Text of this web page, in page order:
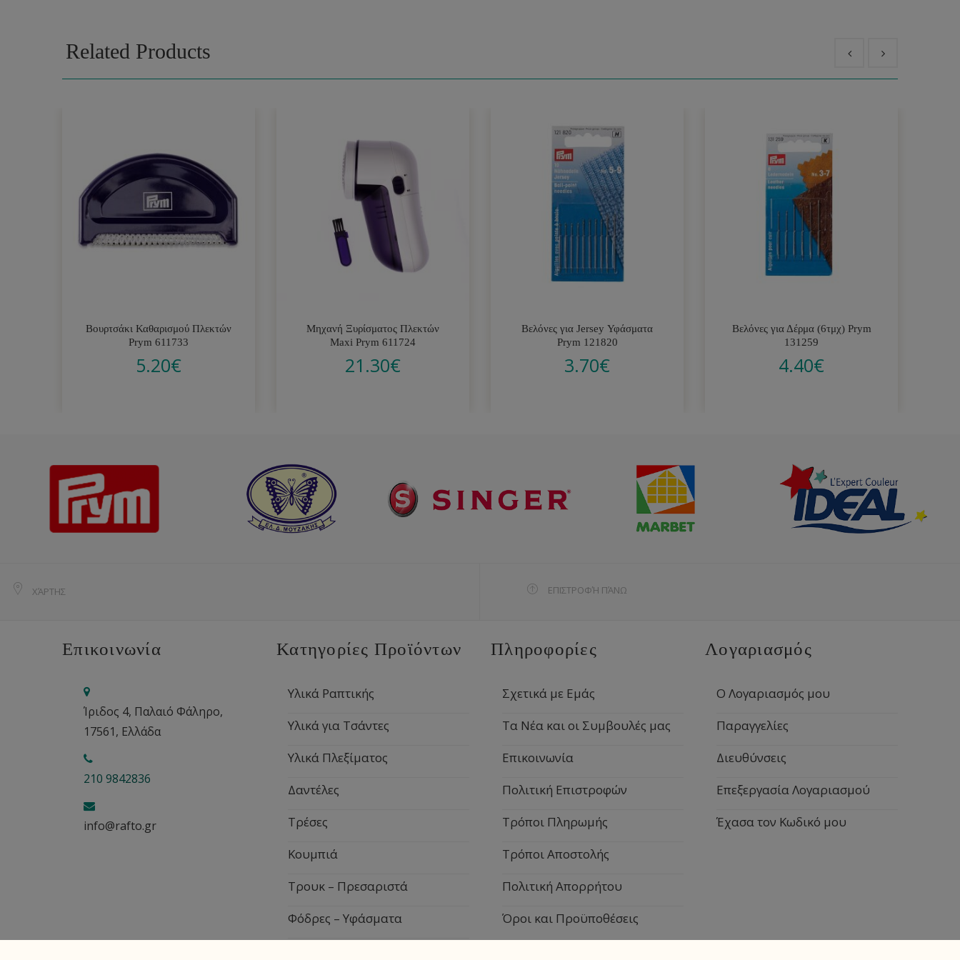
Related Products
Βουρτσάκι Καθαρισμού Πλεκτών
Prym 611733
5.20€
Μηχανή Ξυρίσματος Πλεκτών
Maxi Prym 611724
21.30€
Βελόνες για Jersey Υφάσματα
Prym 121820
3.70€
Βελόνες για Δέρμα (6τμχ) Prym
131259
4.40€
ΧΆΡΤΗΣ ΕΠΙΣΤΡΟΦΉ ΠΆΝΩ
Επικοινωνία
Ίριδος 4, Παλαιό Φάληρο,
17561, Ελλάδα
210 9842836
info@rafto.gr
Κατηγορίες Προϊόντων
Υλικά Ραπτικής
Υλικά για Τσάντες
Υλικά Πλεξίματος
Δαντέλες
Τρέσες
Κουμπιά
Τρουκ – Πρεσαριστά
Φόδρες – Υφάσματα
Πληροφορίες
Σχετικά με Εμάς
Τα Νέα και οι Συμβουλές μας
Επικοινωνία
Πολιτική Επιστροφών
Τρόποι Πληρωμής
Τρόποι Αποστολής
Πολιτική Απορρήτου
Όροι και Προϋποθέσεις
Λογαριασμός
Ο Λογαριασμός μου
Παραγγελίες
Διευθύνσεις
Επεξεργασία Λογαριασμού
Έχασα τον Κωδικό μου